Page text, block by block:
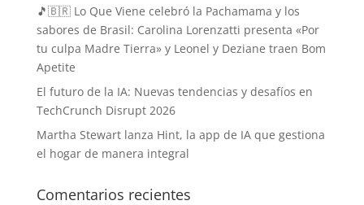
🎵🇧🇷 Lo Que Viene celebró la Pachamama y los
sabores de Brasil: Carolina Lorenzatti presenta «Por
tu culpa Madre Tierra» y Leonel y Deziane traen Bom
Apetite
El futuro de la IA: Nuevas tendencias y desafíos en
TechCrunch Disrupt 2026
Martha Stewart lanza Hint, la app de IA que gestiona
el hogar de manera integral
Comentarios recientes